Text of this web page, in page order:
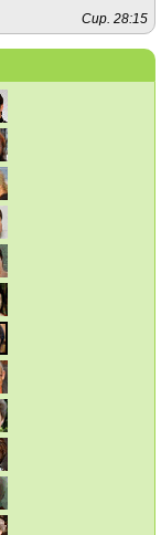
Сир. 28:15